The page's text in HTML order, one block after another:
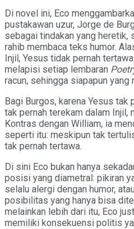
Di novel ini, Eco
pustakawan uzur, Jorge de
sebagai tindakan yang heretik,
rahib membaca teks humor.
Injil, Yesus tidak pernah
melapisi setiap lembaran
racun, sehingga siapapun yang
Bagi Burgos, karena Yesus tak
tak pernah terekam dalam Injil,
Kontras dengan William, ia
seperti itu: meskipun tak
tak pernah tertawa.
Di sini Eco bukan hanya
posisi yang diametral: pikiran
selalu alergi dengan humor,
posibilitas yang hanya bisa
melainkan lebih dari itu, Eco
memiliki konsekuensi politis